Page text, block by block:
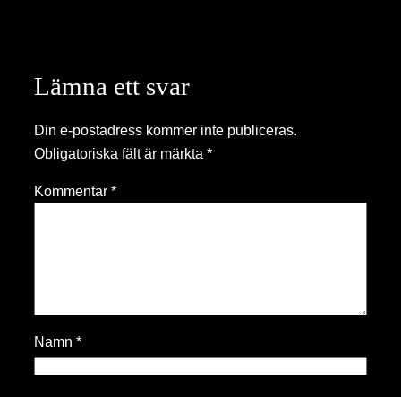
Lämna ett svar
Din e-postadress kommer inte publiceras.
Obligatoriska fält är märkta *
Kommentar *
Namn *